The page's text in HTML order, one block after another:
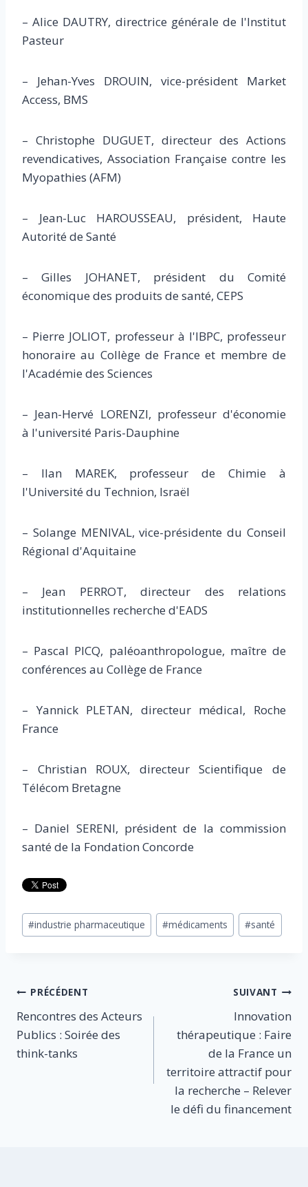
– Alice DAUTRY, directrice générale de l'Institut
Pasteur
– Jehan-Yves DROUIN, vice-président Market
Access, BMS
– Christophe DUGUET, directeur des Actions
revendicatives, Association Française contre les
Myopathies (AFM)
– Jean-Luc HAROUSSEAU, président, Haute
Autorité de Santé
– Gilles JOHANET, président du Comité
économique des produits de santé, CEPS
– Pierre JOLIOT, professeur à l'IBPC, professeur
honoraire au Collège de France et membre de
l'Académie des Sciences
– Jean-Hervé LORENZI, professeur d'économie
à l'université Paris-Dauphine
– Ilan MAREK, professeur de Chimie à
l'Université du Technion, Israël
– Solange MENIVAL, vice-présidente du Conseil
Régional d'Aquitaine
– Jean PERROT, directeur des relations
institutionnelles recherche d'EADS
– Pascal PICQ, paléoanthropologue, maître de
conférences au Collège de France
– Yannick PLETAN, directeur médical, Roche
France
– Christian ROUX, directeur Scientifique de
Télécom Bretagne
– Daniel SERENI, président de la commission
santé de la Fondation Concorde
Étiquettes
de
#industrie pharmaceutique #médicaments #santé
Navigation
de
l’article
PRÉCÉDENT
Rencontres des Acteurs
Publics : Soirée des
think-tanks
SUIVANT
Innovation
thérapeutique : Faire
de la France un
territoire attractif pour
la recherche – Relever
le défi du financement